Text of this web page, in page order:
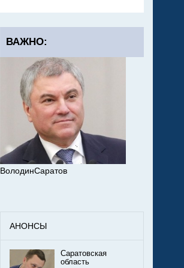
ВАЖНО:
ВолодинСаратов
АНОНСЫ
Саратовская
область